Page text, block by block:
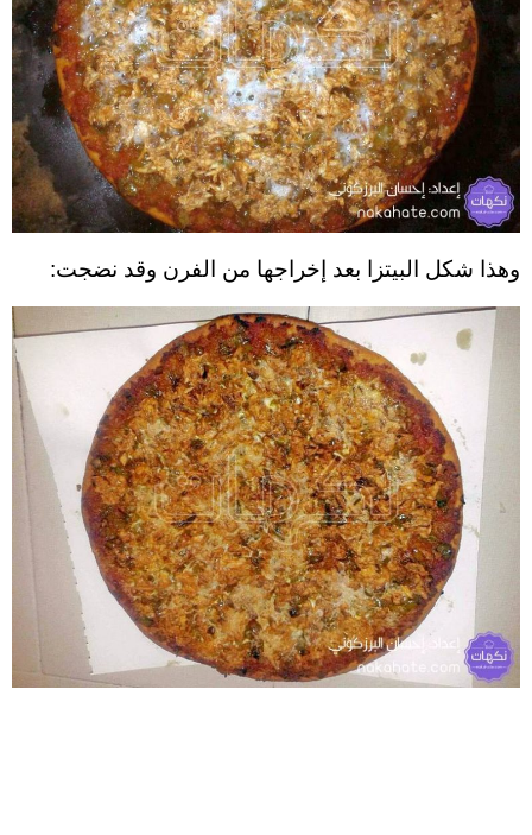
وهذا شكل البيتزا بعد إخراجها من الفرن وقد نضجت: